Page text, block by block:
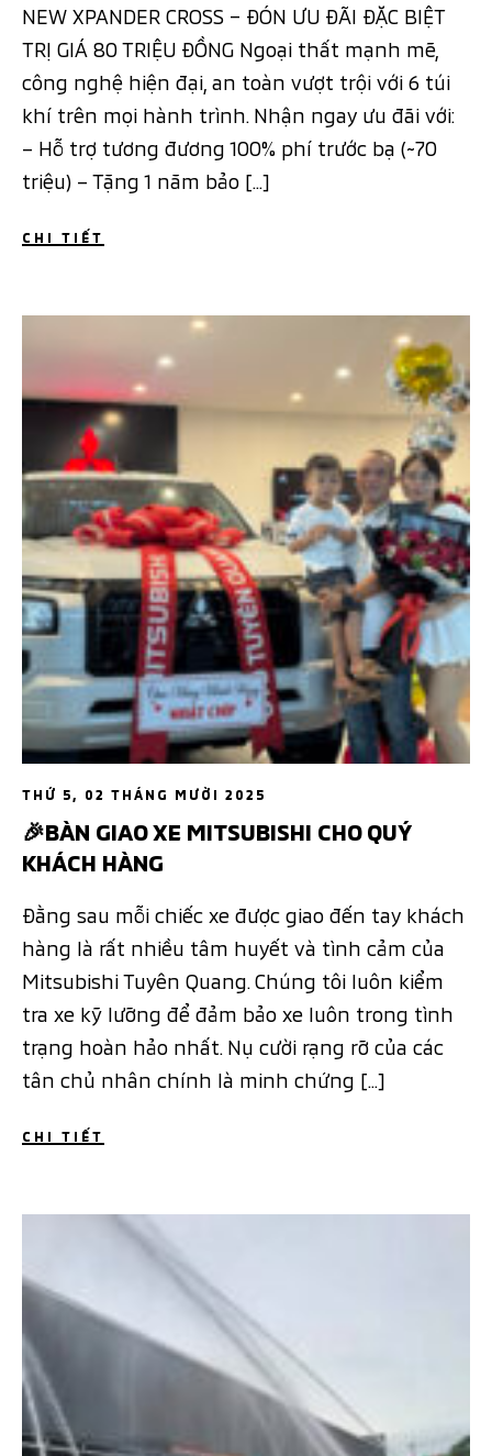
NEW XPANDER CROSS – ĐÓN ƯU ĐÃI ĐẶC BIỆT
TRỊ GIÁ 80 TRIỆU ĐỒNG Ngoại thất mạnh mẽ,
công nghệ hiện đại, an toàn vượt trội với 6 túi
khí trên mọi hành trình. Nhận ngay ưu đãi với:
– Hỗ trợ tương đương 100% phí trước bạ (~70
triệu) – Tặng 1 năm bảo […]
CHI TIẾT
THỨ 5, 02 THÁNG MƯỜI 2025
🎉BÀN GIAO XE MITSUBISHI CHO QUÝ
KHÁCH HÀNG
Đằng sau mỗi chiếc xe được giao đến tay khách
hàng là rất nhiều tâm huyết và tình cảm của
Mitsubishi Tuyên Quang. Chúng tôi luôn kiểm
tra xe kỹ lưỡng để đảm bảo xe luôn trong tình
trạng hoàn hảo nhất. Nụ cười rạng rỡ của các
tân chủ nhân chính là minh chứng […]
CHI TIẾT